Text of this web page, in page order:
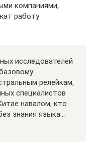
компаниями,
работу
исследователей
релейкам,
специалистов
навалом, кто
знания языка…